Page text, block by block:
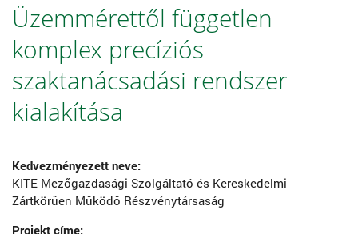
Üzemmérettől független
komplex precíziós
szaktanácsadási rendszer
kialakítása
Kedvezményezett neve:
KITE Mezőgazdasági Szolgáltató és Kereskedelmi
Zártkörűen Működő Részvénytársaság
Projekt címe: